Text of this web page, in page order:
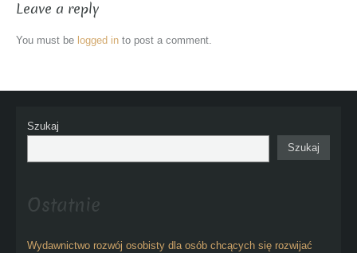
Leave a reply
You must be logged in to post a comment.
Szukaj
Szukaj
Ostatnie
Wydawnictwo rozwój osobisty dla osób chcących się rozwijać